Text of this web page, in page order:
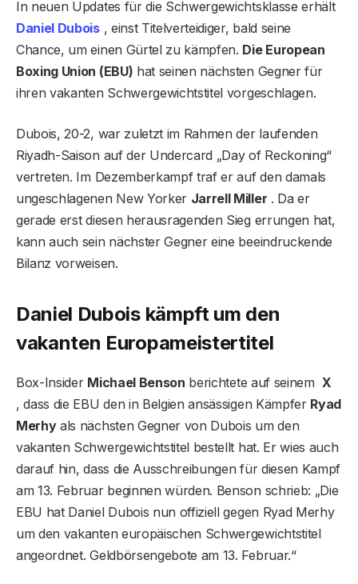
In neuen Updates für die Schwergewichtsklasse erhält
Daniel Dubois, einst Titelverteidiger, bald seine
Chance, um einen Gürtel zu kämpfen. Die European
Boxing Union (EBU) hat seinen nächsten Gegner für
ihren vakanten Schwergewichtstitel vorgeschlagen.
Dubois, 20-2, war zuletzt im Rahmen der laufenden
Riyadh-Saison auf der Undercard „Day of Reckoning“
vertreten. Im Dezemberkampf traf er auf den damals
ungeschlagenen New Yorker Jarrell Miller . Da er
gerade erst diesen herausragenden Sieg errungen hat,
kann auch sein nächster Gegner eine beeindruckende
Bilanz vorweisen.
Daniel Dubois kämpft um den
vakanten Europameistertitel
Box-Insider Michael Benson berichtete auf seinemX
, dass die EBU den in Belgien ansässigen Kämpfer Ryad
Merhyals nächsten Gegner von Dubois um den
vakanten Schwergewichtstitel bestellt hat. Er wies auch
darauf hin, dass die Ausschreibungen für diesen Kampf
am 13. Februar beginnen würden. Benson schrieb: „Die
EBU hat Daniel Dubois nun offiziell gegen Ryad Merhy
um den vakanten europäischen Schwergewichtstitel
angeordnet. Geldbörsengebote am 13. Februar.“